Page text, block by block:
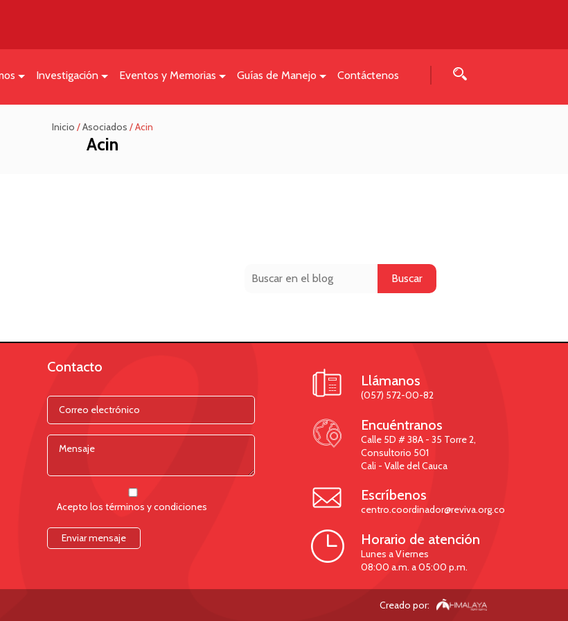
Investigación Eventos y Memorias Guías de Manejo Contáctenos
Inicio /Asociados /Acin
Acin
Buscar
Contacto
Acepto los términos y condiciones
 Llámanos
(057) 572-00-82
 Encuéntranos
Calle 5D # 38A - 35 Torre 2,
Consultorio 501
Cali - Valle del Cauca
 Escríbenos
centro.coordinador@reviva.org.co
 Horario de atención
Lunes a Viernes
08:00 a.m. a 05:00 p.m.
Creado por: